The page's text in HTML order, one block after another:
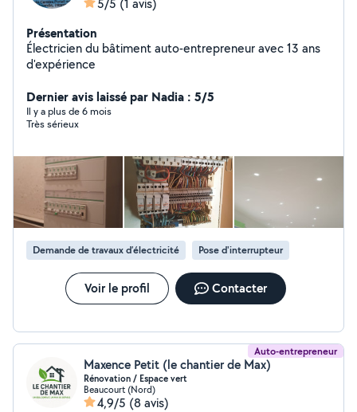
5/5 (1 avis)
Présentation
Électricien du bâtiment auto-entrepreneur avec 13 ans
d'expérience
Dernier avis laissé par Nadia : 5/5
Il y a plus de 6 mois
Très sérieux
Demande de travaux d’électricité Pose d'interrupteur
Voir le profil Contacter
Auto-entrepreneur
Maxence Petit (le chantier de Max)
Rénovation / Espace vert
Beaucourt (Nord)
4,9/5 (8 avis)